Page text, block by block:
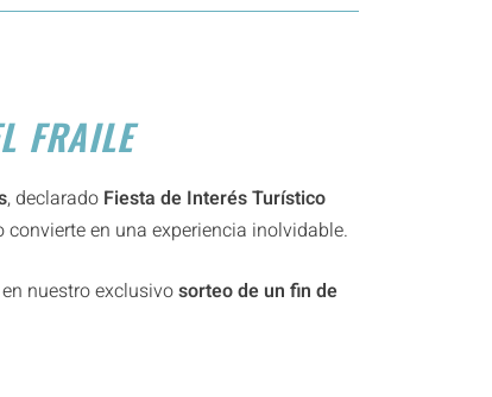
FRAILE
, declarado Fiesta de Interés Turístico
convierte en una experiencia inolvidable.
nuestro exclusivosorteo de un fin de